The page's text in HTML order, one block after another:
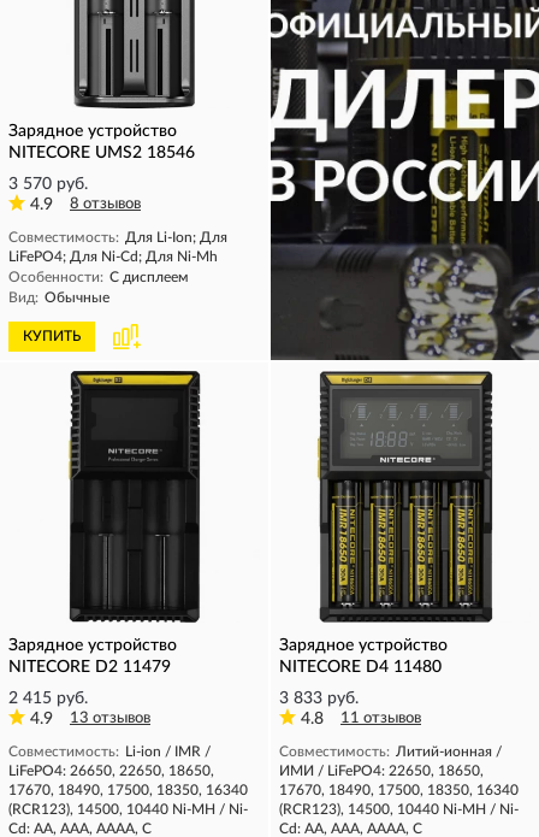
Зарядное устройство
NITECORE UMS2 18546
3 570 руб.
4.9
8 отзывов
Совместимость: Для Li-Ion; Для
LiFePO4; Для Ni-Cd; Для Ni-Mh
Особенности: С дисплеем
Вид: Обычные
КУПИТЬ
Зарядное устройство
NITECORE D2 11479
2 415 руб.
4.9
13 отзывов
Совместимость: Li-ion / IMR /
LiFePO4: 26650, 22650, 18650,
17670, 18490, 17500, 18350, 16340
(RCR123), 14500, 10440 Ni-MH / Ni-
Cd: AA, AAA, AAAA, C
Зарядное устройство
NITECORE D4 11480
3 833 руб.
4.8
11 отзывов
Совместимость: Литий-ионная /
ИМИ / LiFePO4: 22650, 18650,
17670, 18490, 17500, 18350, 16340
(RCR123), 14500, 10440 Ni-MH / Ni-
Cd: AA, AAA, AAAA, C